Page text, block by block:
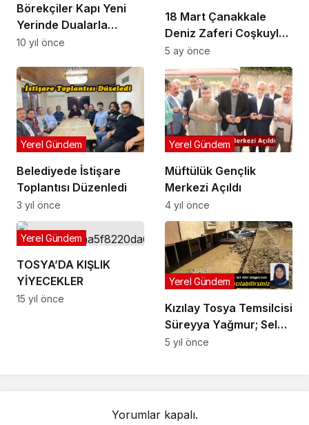
Börekçiler Kapı Yeni
Yerinde Dualarla
Hizmete Başladı
10 yıl önce
18 Mart Çanakkale
Deniz Zaferi Coşkuyla
Kutlandı
5 ay önce
Belediyede İstişare
Toplantısı Düzenledi
Yerel Gündem
3 yıl önce
Müftülük Gençlik
Merkezi Açıldı
Yerel Gündem
4 yıl önce
TOSYA’DA KIŞLIK
YİYECEKLER
Yerel Gündem
15 yıl önce
Kızılay Tosya Temsilcisi
Süreyya Yağmur; Sel
Afet Bölgesinde
Yerel Gündem
5 yıl önce
Yorumlar kapalı.